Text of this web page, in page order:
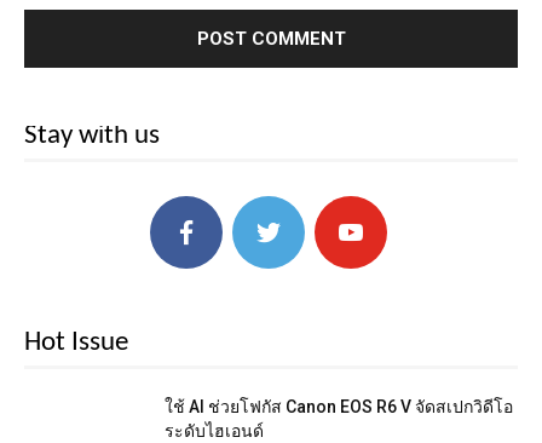
Stay with us
Hot Issue
ใช้ AI ช่วยโฟกัส Canon EOS R6 V จัดสเปกวิดีโอ
ระดับไฮเอนด์